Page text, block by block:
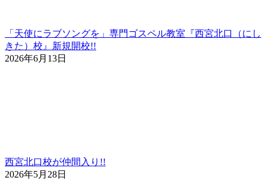
「天使にラブソングを」専門ゴスペル教室『西宮北口（にし
きた）校』新規開校!!
2026年6月13日
西宮北口校が仲間入り!!
2026年5月28日